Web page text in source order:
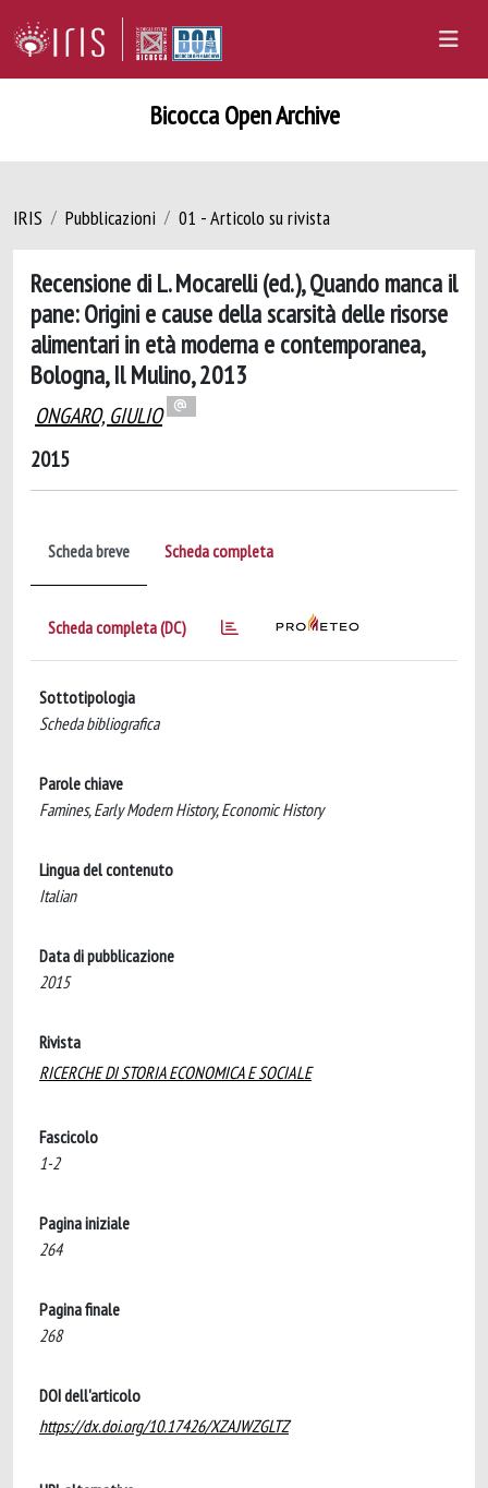
Bicocca Open Archive
IRIS Pubblicazioni 01 - Articolo su rivista
Recensione di L. Mocarelli (ed.), Quando manca il
pane: Origini e cause della scarsità delle risorse
alimentari in età moderna e contemporanea,
Bologna, Il Mulino, 2013
ONGARO, GIULIO
2015
Scheda breve Scheda completa
Scheda completa (DC)
Sottotipologia
Scheda bibliografica
Parole chiave
Famines, Early Modern History, Economic History
Lingua del contenuto
Italian
Data di pubblicazione
2015
Rivista
RICERCHE DI STORIA ECONOMICA E SOCIALE
Fascicolo
1-2
Pagina iniziale
264
Pagina finale
268
DOI dell'articolo
https://dx.doi.org/10.17426/XZAJWZGLTZ